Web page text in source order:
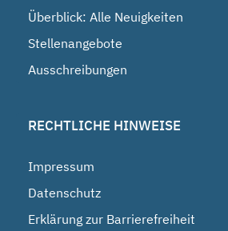
Überblick: Alle Neuigkeiten
Stellenangebote
Ausschreibungen
RECHTLICHE HINWEISE
Impressum
Datenschutz
Erklärung zur Barrierefreiheit